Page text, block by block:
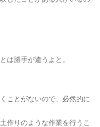
は勝手が違うよと。
ことがないので、必然的に
作りのような作業を行うこ